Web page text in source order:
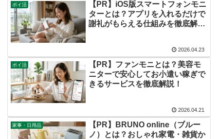
ポイ活
【PR】iOS版スマートフォンモニ
ターとは？アプリを入れるだけで
謝礼がもらえる仕組みを徹底解
2026.04.23
ポイ活
【PR】ファンモニとは？美容モ
ニターで安心してお小遣い稼ぎで
きるサービスを徹底解説！
2026.04.21
家事・日用品
【PR】BRUNO online（ブルー
ノ）とは？おしゃれ家電・雑貨か